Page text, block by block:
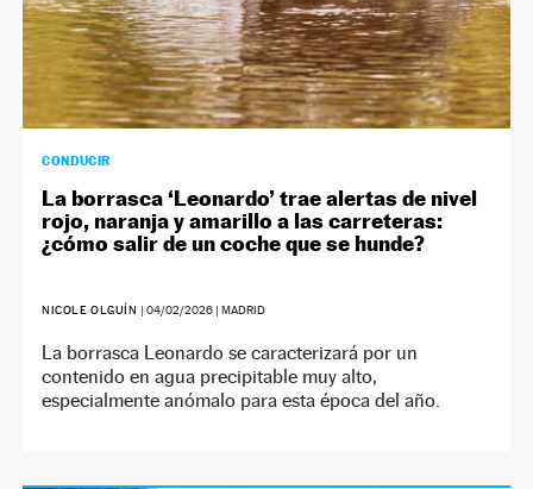
CONDUCIR
La borrasca ‘Leonardo’ trae alertas de nivel
rojo, naranja y amarillo a las carreteras:
¿cómo salir de un coche que se hunde?
NICOLE OLGUÍN | 04/02/2026| MADRID
La borrasca Leonardo se caracterizará por un
contenido en agua precipitable muy alto,
especialmente anómalo para esta época del año.